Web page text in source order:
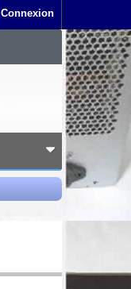
Connexion